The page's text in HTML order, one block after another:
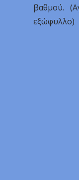
βαθμού.
εξώφυλλο)